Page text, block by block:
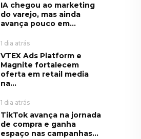
IA chegou ao marketing
do varejo, mas ainda
avança pouco em...
1 dia atrás
VTEX Ads Platform e
Magnite fortalecem
oferta em retail media
na...
1 dia atrás
TikTok avança na jornada
de compra e ganha
espaço nas campanhas...